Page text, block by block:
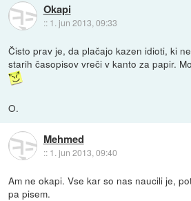
Okapi
:: 1. jun 2013, 09:33
Čisto prav je, da plačajo kazen idioti, ki
starih časopisov vreči v kanto za papir.
O.
Mehmed
:: 1. jun 2013, 09:40
Am ne okapi. Vse kar so nas naucili je,
pa pisem.